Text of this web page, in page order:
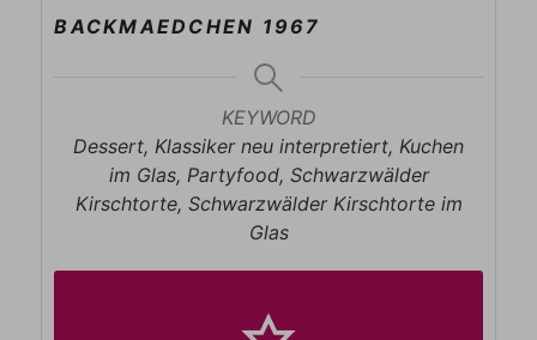
BACKMAEDCHEN 1967
KEYWORD
Dessert, Klassiker neu interpretiert, Kuchen
im Glas, Partyfood, Schwarzwälder
Kirschtorte, Schwarzwälder Kirschtorte im
Glas